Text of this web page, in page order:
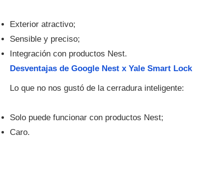
Exterior atractivo;
Sensible y preciso;
Integración con productos Nest.
Desventajas de Google Nest x Yale Smart Lock
Lo que no nos gustó de la cerradura inteligente:
Solo puede funcionar con productos Nest;
Caro.